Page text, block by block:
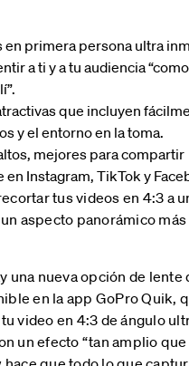
en primera persona ultra
a ti y a tu audiencia
que incluyen
y el entorno en la toma.
mejores para compartir
Instagram, TikTok y
tus videos en 4:3 a
aspecto panorámico más
una nueva opción de lente
en la app GoPro Quik,
video en 4:3 de ángulo
un efecto “tan amplio